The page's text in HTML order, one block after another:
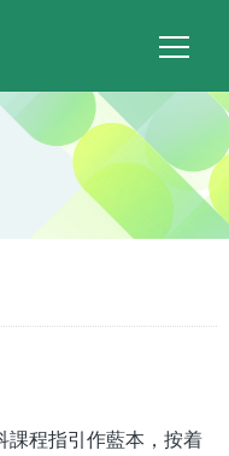
課程指引作藍本，按着